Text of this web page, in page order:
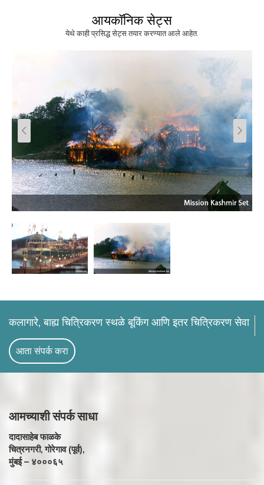
आयकॉनिक सेट्स
येथे काही प्रसिद्ध सेट्स तयार करण्यात आले आहेत.
कलागारे, बाह्य चित्रिकरण स्थळे बूकिंग आणि इतर चित्रिकरण सेवा
आता संपर्क करा
आमच्याशीसंपर्क साधा
दादासाहेब फाळके
चित्रनगरी, गोरेगाव (पूर्व),
मुंबई – ४०००६५